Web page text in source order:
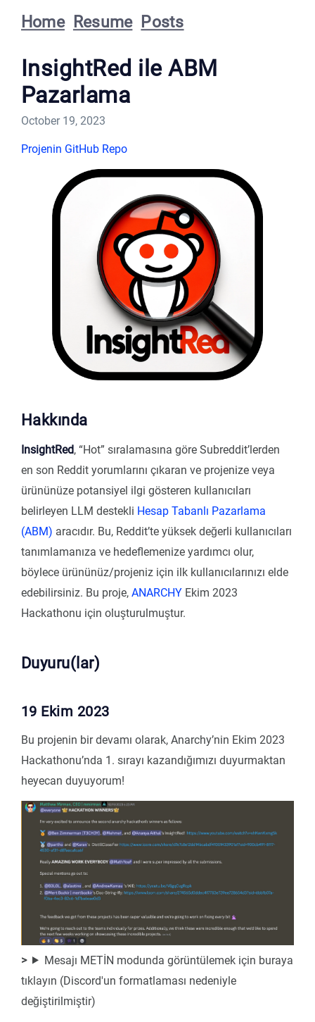
Home Resume Posts
InsightRed ile ABM
Pazarlama
October 19, 2023
Projenin GitHub Repo
Hakkında
InsightRed, “Hot” sıralamasına göre Subreddit’lerden
en son Reddit yorumlarını çıkaran ve projenize veya
ürününüze potansiyel ilgi gösteren kullanıcıları
belirleyen LLM destekli Hesap Tabanlı Pazarlama
(ABM) aracıdır. Bu, Reddit’te yüksek değerli kullanıcıları
tanımlamanıza ve hedeflemenize yardımcı olur,
böylece ürününüz/projeniz için ilk kullanıcılarınızı elde
edebilirsiniz. Bu proje, ANARCHY Ekim 2023
Hackathonu için oluşturulmuştur.
Duyuru(lar)
19 Ekim 2023
Bu projenin bir devamı olarak, Anarchy’nin Ekim 2023
Hackathonu’nda 1. sırayı kazandığımızı duyurmaktan
heyecan duyuyorum!
Mesajı METİN modunda görüntülemek için buraya
tıklayın (Discord'un formatlaması nedeniyle
değiştirilmiştir)